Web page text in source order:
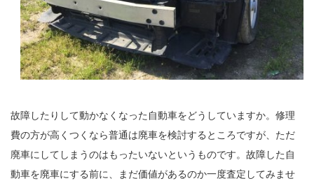
故障したりして動かなくなった自動車をどうしていますか。修理
費の方が高くつくなら普通は廃車を検討するところですが、ただ
廃車にしてしまうのはもったいないというものです。故障した自
動車を廃車にする前に、まだ価値があるのか一度査定してみませ